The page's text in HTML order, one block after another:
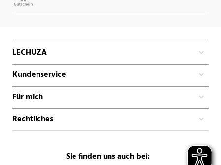
LECHUZA
Kundenservice
Für mich
Rechtliches
Sie finden uns auch bei: